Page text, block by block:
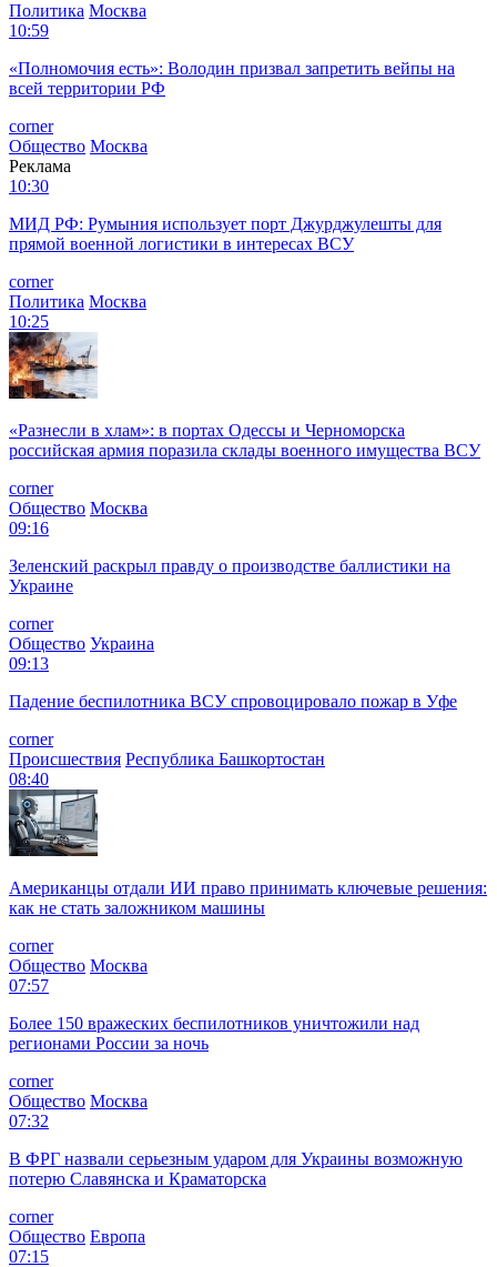
Политика Москва
10:59
«Полномочия есть»: Володин призвал запретить вейпы на
всей территории РФ
corner
Общество Москва
Реклама
10:30
МИД РФ: Румыния использует порт Джурджулешты для
прямой военной логистики в интересах ВСУ
corner
Политика Москва
10:25
«Разнесли в хлам»: в портах Одессы и Черноморска
российская армия поразила склады военного имущества ВСУ
corner
Общество Москва
09:16
Зеленский раскрыл правду о производстве баллистики на
Украине
corner
Общество Украина
09:13
Падение беспилотника ВСУ спровоцировало пожар в Уфе
corner
Происшествия Республика Башкортостан
08:40
Американцы отдали ИИ право принимать ключевые решения:
как не стать заложником машины
corner
Общество Москва
07:57
Более 150 вражеских беспилотников уничтожили над
регионами России за ночь
corner
Общество Москва
07:32
В ФРГ назвали серьезным ударом для Украины возможную
потерю Славянска и Краматорска
corner
Общество Европа
07:15